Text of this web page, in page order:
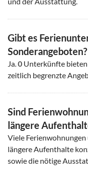
Gibt es
Sonderangeboten?
Ja. 0 Unterkünfte
zeitlich begrenzte
Sind
längere
Viele
längere Aufenthalte
sowie die nötige